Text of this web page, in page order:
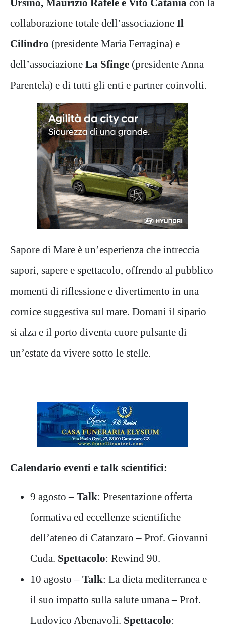
collaborazione totale dell’associazione Il
Cilindro (presidente Maria Ferragina) e
dell’associazione La Sfinge (presidente Anna
Parentela) e di tutti gli enti e partner coinvolti.
Sapore di Mare è un’esperienza che intreccia
sapori, sapere e spettacolo, offrendo al pubblico
momenti di riflessione e divertimento in una
cornice suggestiva sul mare. Domani il sipario
si alza e il porto diventa cuore pulsante di
un’estate da vivere sotto le stelle.
Calendario eventi e talk scientifici:
9 agosto – Talk: Presentazione offerta
formativa ed eccellenze scientifiche
dell’ateneo di Catanzaro – Prof. Giovanni
Cuda. Spettacolo: Rewind 90.
10 agosto – Talk: La dieta mediterranea e
il suo impatto sulla salute umana – Prof.
Ludovico Abenavoli. Spettacolo: